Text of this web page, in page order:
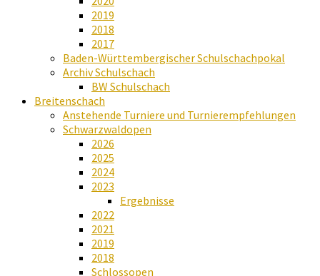
2019
2018
2017
Baden-Württembergischer Schulschachpokal
Archiv Schulschach
BW Schulschach
Breitenschach
Anstehende Turniere und Turnierempfehlungen
Schwarzwaldopen
2026
2025
2024
2023
Ergebnisse
2022
2021
2019
2018
Schlossopen